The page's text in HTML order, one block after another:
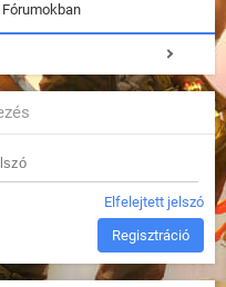
Fórumokban
Elfelejtett jelszó
Regisztráció